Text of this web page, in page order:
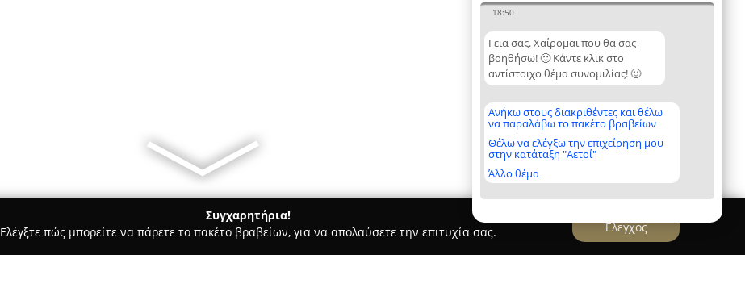
18:50
Γεια σας. Χαίρομαι που θα σας
βοηθήσω! 🙂 Κάντε κλικ στο
αντίστοιχο θέμα συνομιλίας! 🙂
Ανήκω στους διακριθέντες και θέλω
να παραλάβω το πακέτο βραβείων
Θέλω να ελέγξω την επιχείρηση μου
στην κατάταξη "Αετοί"
Άλλο θέμα
Συγχαρητήρια!
Ελέγξτε πώς μπορείτε να πάρετε το πακέτο βραβείων, για να απολαύσετε την επιτυχία σας.
Έλεγχος